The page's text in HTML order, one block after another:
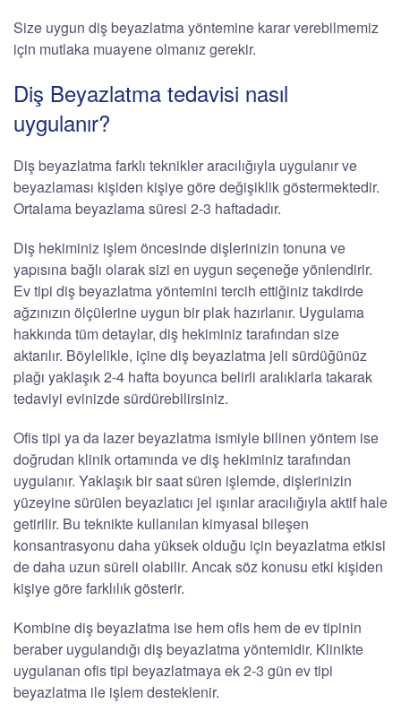
Size uygun diş beyazlatma yöntemine karar verebilmemiz
için mutlaka muayene olmanız gerekir.
Diş Beyazlatma tedavisi nasıl
uygulanır?
Diş beyazlatma farklı teknikler aracılığıyla uygulanır ve
beyazlaması kişiden kişiye göre değişiklik göstermektedir.
Ortalama beyazlama süresi 2-3 haftadadır.
Diş hekiminiz işlem öncesinde dişlerinizin tonuna ve
yapısına bağlı olarak sizi en uygun seçeneğe yönlendirir.
Ev tipi diş beyazlatma yöntemini tercih ettiğiniz takdirde
ağzınızın ölçülerine uygun bir plak hazırlanır. Uygulama
hakkında tüm detaylar, diş hekiminiz tarafından size
aktarılır. Böylelikle, içine diş beyazlatma jeli sürdüğünüz
plağı yaklaşık 2-4 hafta boyunca belirli aralıklarla takarak
tedaviyi evinizde sürdürebilirsiniz.
Ofis tipi ya da lazer beyazlatma ismiyle bilinen yöntem ise
doğrudan klinik ortamında ve diş hekiminiz tarafından
uygulanır. Yaklaşık bir saat süren işlemde, dişlerinizin
yüzeyine sürülen beyazlatıcı jel ışınlar aracılığıyla aktif hale
getirilir. Bu teknikte kullanılan kimyasal bileşen
konsantrasyonu daha yüksek olduğu için beyazlatma etkisi
de daha uzun süreli olabilir. Ancak söz konusu etki kişiden
kişiye göre farklılık gösterir.
Kombine diş beyazlatma ise hem ofis hem de ev tipinin
beraber uygulandığı diş beyazlatma yöntemidir. Klinikte
uygulanan ofis tipi beyazlatmaya ek 2-3 gün ev tipi
beyazlatma ile işlem desteklenir.